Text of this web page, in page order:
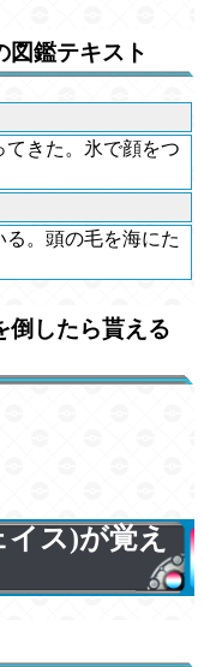
図鑑テキスト
てきた。氷で顔をつ
。頭の毛を海にた
倒したら貰える
ス)が覚え